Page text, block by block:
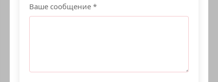
Ваше сообщение *